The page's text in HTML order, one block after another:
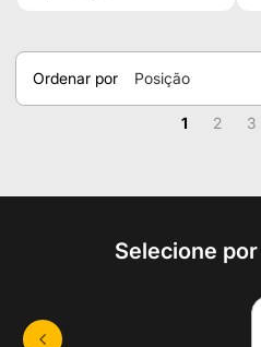
Ordenar por
Posição
Página
Você esta
1 Página
2 3
Selecione